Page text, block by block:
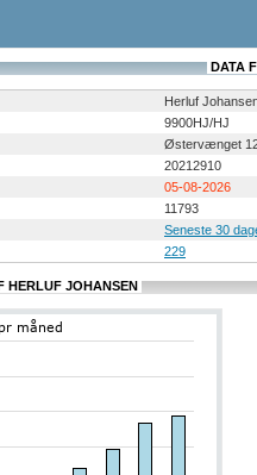
DATA
Herluf
9900HJ/HJ
Østervænget
20212910
05-08-2026
11793
Seneste 30
229
HERLUF JOHANSEN